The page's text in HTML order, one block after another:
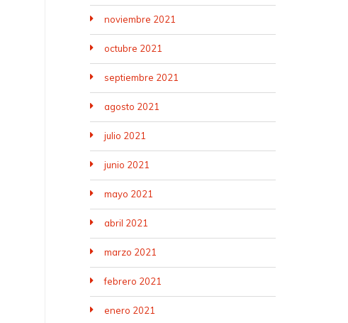
noviembre 2021
octubre 2021
septiembre 2021
agosto 2021
julio 2021
junio 2021
mayo 2021
abril 2021
marzo 2021
febrero 2021
enero 2021